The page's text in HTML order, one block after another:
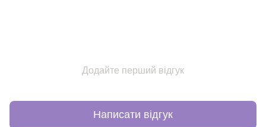
Додайте перший відгук
Написати відгук